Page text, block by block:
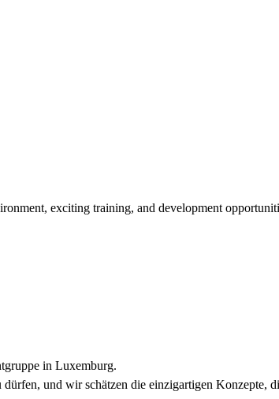
exciting training, and development
in Luxemburg.
und wir schätzen die einzigartigen Konzepte,